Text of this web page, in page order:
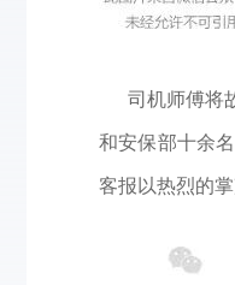
司机师傅将故
和安保部十余
客报以热烈的